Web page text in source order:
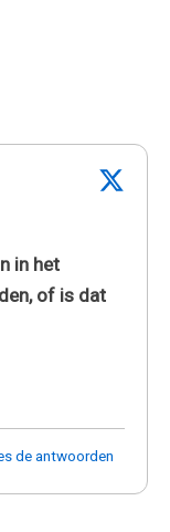
in het
of is dat
de antwoorden